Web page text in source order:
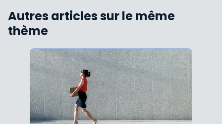
Autres articles sur le même
thème